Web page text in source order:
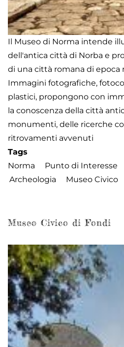
Il Museo di Norma intende
dell'antica città di Norba e
di una città romana di epoca
Immagini fotografiche,
plastici, propongono con
la conoscenza della città
monumenti, delle ricerche
ritrovamenti avvenuti
Tags
Norma
Punto di Interesse
Archeologia
Museo Civico
Museo Civico di Fondi